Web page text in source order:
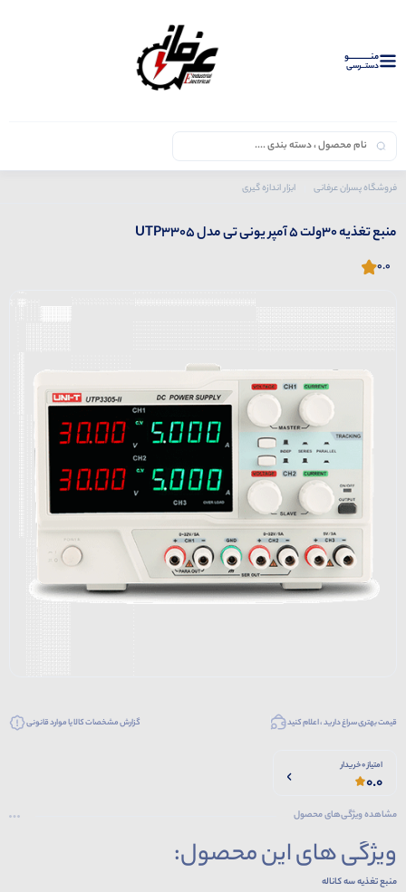
منــــــــــــو
دستــرسی
فروشگاه پسران عرفانی ابزار اندازه گیری
منبع تغذیه 30ولت 5 آمپر یونی تی مدل UTP3305
0.0
قیمت بهتری سراغ دارید ، اعلام کنید گزارش مشخصات کالا یا موارد قانونی
امتیاز 0 خریدار
0.0
مشاهده ویژگی‌های محصول
ویژگی های این محصول:
منبع تغذیه سه کاناله